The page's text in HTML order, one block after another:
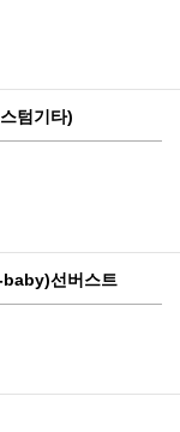
텀기타)
선버스트